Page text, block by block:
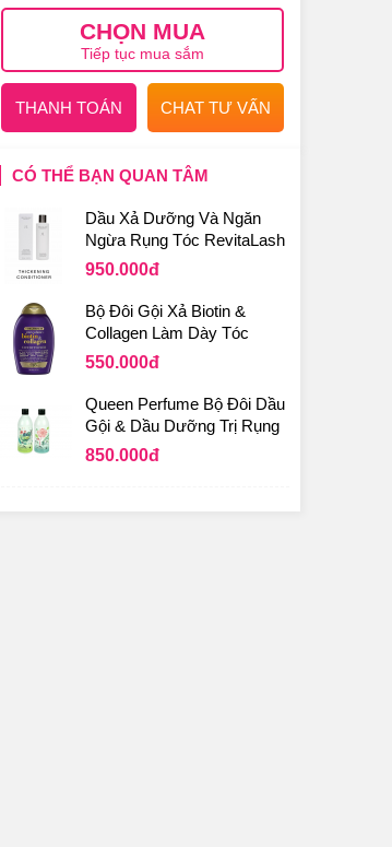
CHỌN MUA
Tiếp tục mua sắm
THANH TOÁN CHAT TƯ VẤN
CÓ THỂ BẠN QUAN TÂM
Dầu Xả Dưỡng Và Ngăn
Ngừa Rụng Tóc RevitaLash
Thickening Conditioner
950.000đ
Bộ Đôi Gội Xả Biotin &
Collagen Làm Dày Tóc
(Biotin tím) 2x385ml
550.000đ
Queen Perfume Bộ Đôi Dầu
Gội & Dầu Dưỡng Trị Rụng
Tóc Từ Nhân Sâm Hàn
850.000đ